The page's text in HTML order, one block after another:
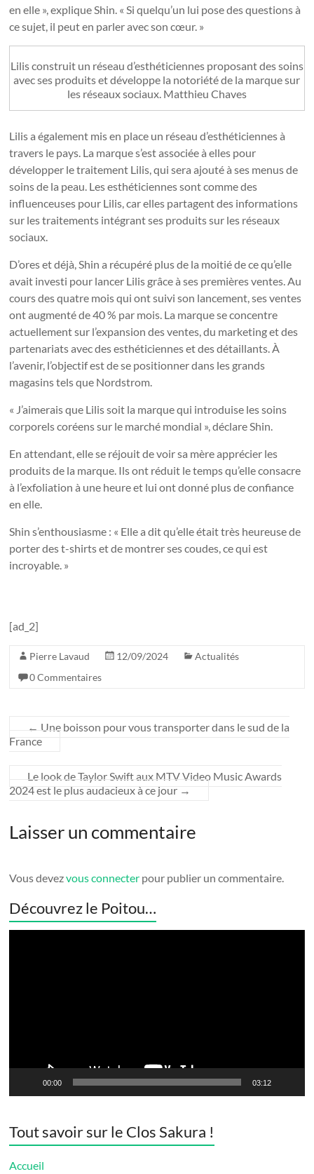
en elle », explique Shin. « Si quelqu’un lui pose des questions à
ce sujet, il peut en parler avec son cœur. »
Lilis construit un réseau d’esthéticiennes proposant des soins
avec ses produits et développe la notoriété de la marque sur
les réseaux sociaux. Matthieu Chaves
Lilis a également mis en place un réseau d’esthéticiennes à
travers le pays. La marque s’est associée à elles pour
développer le traitement Lilis, qui sera ajouté à ses menus de
soins de la peau. Les esthéticiennes sont comme des
influenceuses pour Lilis, car elles partagent des informations
sur les traitements intégrant ses produits sur les réseaux
sociaux.
D’ores et déjà, Shin a récupéré plus de la moitié de ce qu’elle
avait investi pour lancer Lilis grâce à ses premières ventes. Au
cours des quatre mois qui ont suivi son lancement, ses ventes
ont augmenté de 40 % par mois. La marque se concentre
actuellement sur l’expansion des ventes, du marketing et des
partenariats avec des esthéticiennes et des détaillants. À
l’avenir, l’objectif est de se positionner dans les grands
magasins tels que Nordstrom.
« J’aimerais que Lilis soit la marque qui introduise les soins
corporels coréens sur le marché mondial », déclare Shin.
En attendant, elle se réjouit de voir sa mère apprécier les
produits de la marque. Ils ont réduit le temps qu’elle consacre
à l’exfoliation à une heure et lui ont donné plus de confiance
en elle.
Shin s’enthousiasme : « Elle a dit qu’elle était très heureuse de
porter des t-shirts et de montrer ses coudes, ce qui est
incroyable. »
[ad_2]
Pierre Lavaud 12/09/2024
Actualités
0 Commentaires
← Une boisson pour vous transporter dans le sud de la
France
Le look de Taylor Swift aux MTV Video Music Awards
2024 est le plus audacieux à ce jour →
Laisser un commentaire
Vous devezvous connecter pour publier un commentaire.
Découvrez le Poitou…
00:00 03:12
Tout savoir sur le Clos Sakura !
Accueil